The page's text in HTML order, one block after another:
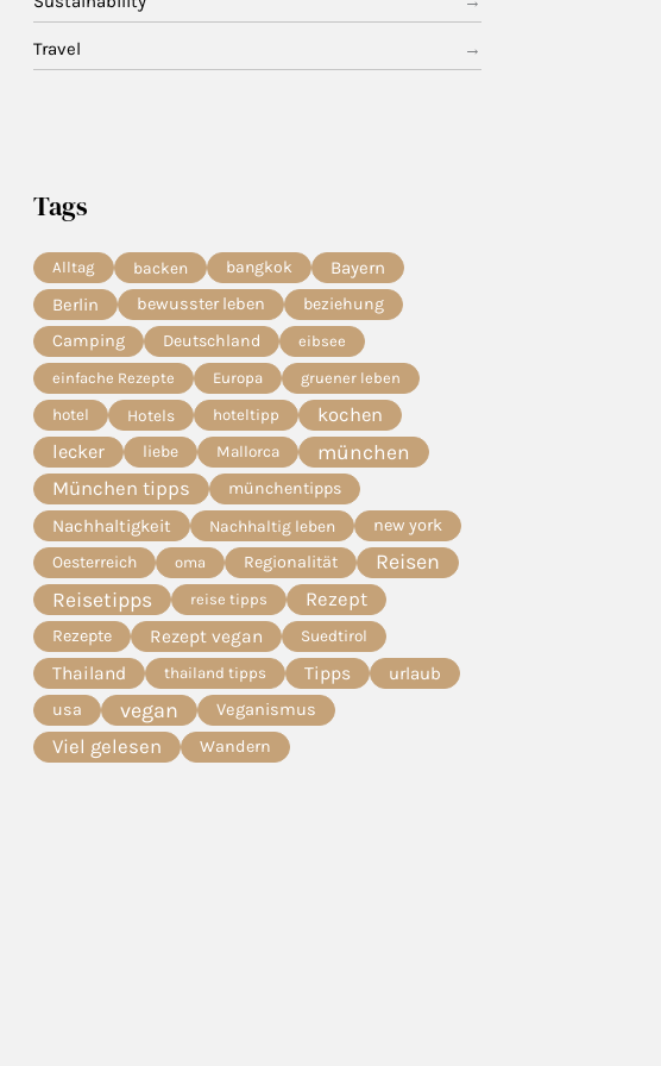
Travel
Tags
Alltag backen bangkok
Bayern
Berlin
bewusster leben
beziehung
Camping
Deutschland eibsee
einfache Rezepte Europa gruener leben
hotel Hotels hoteltipp
kochen
lecker
liebe Mallorca münchen
München tipps münchentipps
Nachhaltigkeit Nachhaltig leben
new york
Oesterreich
oma Regionalität Reisen
Reisetipps reise tipps Rezept
Rezepte Rezept vegan Suedtirol
Thailand thailand tipps Tipps urlaub
usa vegan Veganismus
Viel gelesen Wandern